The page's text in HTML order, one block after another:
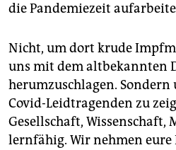
die Pandemiezeit
Nicht, um dort krude
uns mit dem altbekannten
herumzuschlagen.
Covid-Leidtragenden zu
Gesellschaft, Wissenschaft,
lernfähig. Wir nehmen